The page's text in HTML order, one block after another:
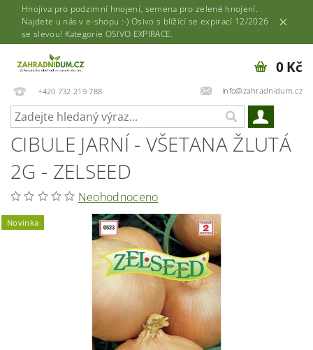
Hnojiva pro podzimní hnojení, semena pro zelené hnojení.
Najdete u nás v e-shopu :-) Osivo s blížící se expirací 12/2026
se slevou! Kategorie OSIVO EXPIRACE.
+420 732 219 788 info@zahradnidum.cz
0 Kč
CIBULE JARNÍ - VŠETANA ŽLUTÁ
2G - ZELSEED
Neohodnoceno
Novinka